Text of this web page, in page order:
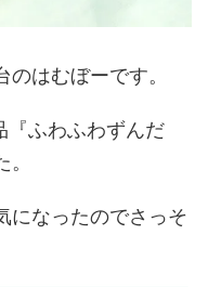
はむぼーです。
『ふわふわずんだ
になったのでさっそ